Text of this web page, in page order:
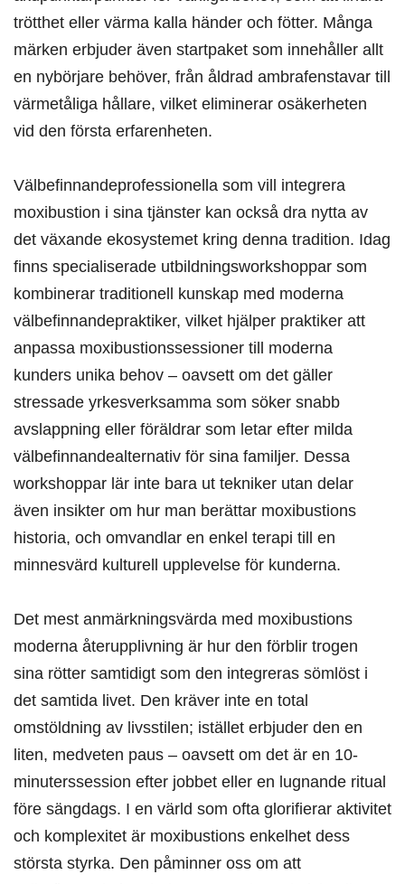
trötthet eller värma kalla händer och fötter. Många
märken erbjuder även startpaket som innehåller allt
en nybörjare behöver, från åldrad ambrafenstavar till
värmetåliga hållare, vilket eliminerar osäkerheten
vid den första erfarenheten.
Välbefinnandeprofessionella som vill integrera
moxibustion i sina tjänster kan också dra nytta av
det växande ekosystemet kring denna tradition. Idag
finns specialiserade utbildningsworkshoppar som
kombinerar traditionell kunskap med moderna
välbefinnandepraktiker, vilket hjälper praktiker att
anpassa moxibustionssessioner till moderna
kunders unika behov – oavsett om det gäller
stressade yrkesverksamma som söker snabb
avslappning eller föräldrar som letar efter milda
välbefinnandealternativ för sina familjer. Dessa
workshoppar lär inte bara ut tekniker utan delar
även insikter om hur man berättar moxibustions
historia, och omvandlar en enkel terapi till en
minnesvärd kulturell upplevelse för kunderna.
Det mest anmärkningsvärda med moxibustions
moderna återupplivning är hur den förblir trogen
sina rötter samtidigt som den integreras sömlöst i
det samtida livet. Den kräver inte en total
omstöldning av livsstilen; istället erbjuder den en
liten, medveten paus – oavsett om det är en 10-
minuterssession efter jobbet eller en lugnande ritual
före sängdags. I en värld som ofta glorifierar aktivitet
och komplexitet är moxibustions enkelhet dess
största styrka. Den påminner oss om att